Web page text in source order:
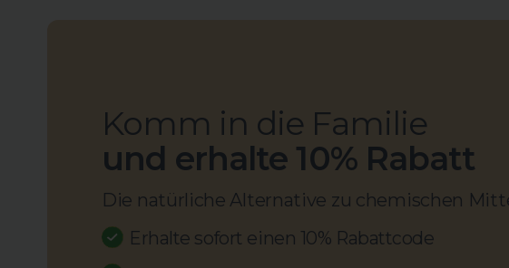
Komm in die Familie
und erhalte 10% Rabatt
Die natürliche Alternative zu chemischen
Erhalte sofort einen 10% Rabattcode